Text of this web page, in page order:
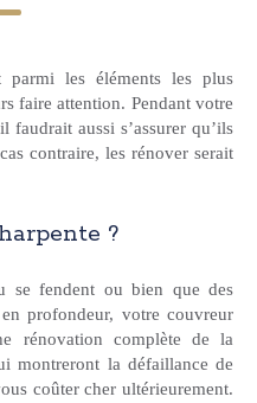
parmi les éléments les plus
faire attention. Pendant votre
aussi s’assurer qu’ils
contraire, les rénover serait
?
se fendent ou bien que des
profondeur, votre couvreur
rénovation complète de la
montreront la défaillance de
coûter cher ultérieurement.